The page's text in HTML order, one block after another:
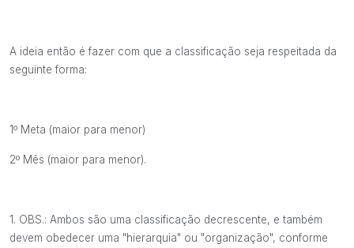
A ideia então é fazer com que a classificação seja respeitada da
seguinte forma:
1º Meta (maior para menor)
2º Mês (maior para menor).
1. OBS.: Ambos são uma classificação decrescente, e também
devem obedecer uma "hierarquia" ou "organização", conforme